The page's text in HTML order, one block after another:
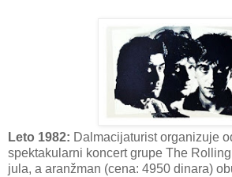
Leto 1982: Dalmacijaturist organizuje
spektakularni koncert grupe The
jula, a aranžman (cena: 4950 dinara)